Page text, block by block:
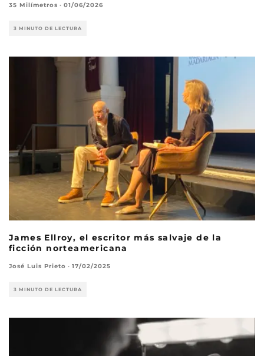
35 Milímetros · 01/06/2026
3 MINUTO DE LECTURA
James Ellroy, el escritor más salvaje de la
ficción norteamericana
José Luis Prieto · 17/02/2025
3 MINUTO DE LECTURA